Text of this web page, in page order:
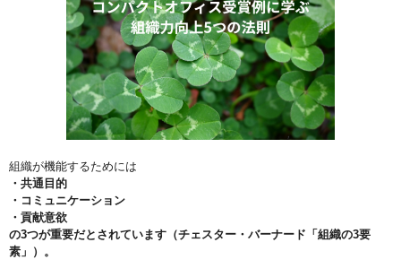
組織が機能するためには
・共通目的
・コミュニケーション
・貢献意欲
の3つが重要だとされています（チェスター・バーナード「組織の3要
素」）。